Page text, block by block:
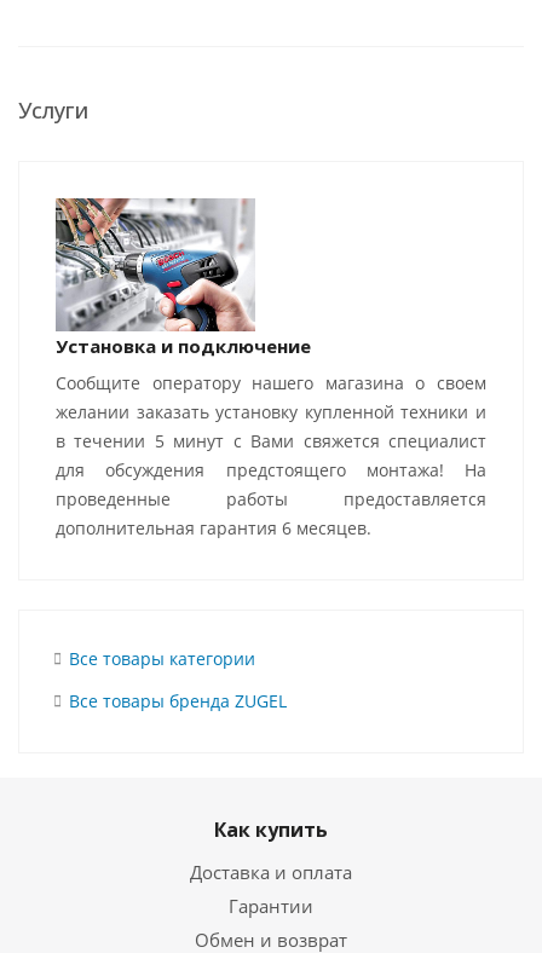
Услуги
Установка и подключение
Сообщите оператору нашего магазина о своем
желании заказать установку купленной техники и
в течении 5 минут с Вами свяжется специалист
для обсуждения предстоящего монтажа! На
проведенные работы предоставляется
дополнительная гарантия 6 месяцев.
Все товары категории
Все товары бренда ZUGEL
Как купить
Доставка и оплата
Гарантии
Обмен и возврат